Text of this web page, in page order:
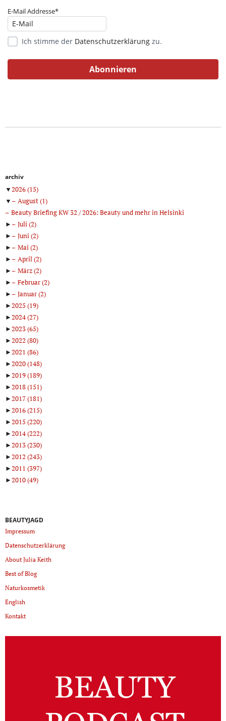
E-Mail Addresse*
Ich stimme der Datenschutzerklärung zu.
archiv
▼2026(15)
▼
August(1)
Beauty Briefing KW 32 / 2026: Beauty und mehr in Helsinki
►
Juli(2)
►
Juni(2)
►
Mai(2)
►
April(2)
►
März(2)
►
Februar(2)
►
Januar(2)
►2025 (19)
►2024(27)
►2023(65)
►2022 (80)
►2021 (86)
►2020(148)
►2019(189)
►2018(151)
►2017(181)
►2016(215)
►2015 (220)
►2014(222)
►2013(230)
►2012 (243)
►2011 (397)
►2010(49)
BEAUTYJAGD
Impressum
Datenschutzerklärung
About Julia Keith
Best of Blog
Naturkosmetik
English
Kontakt